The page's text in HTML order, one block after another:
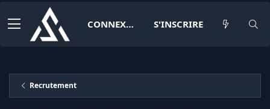
CONNEXION S'INSCRIRE
Recrutement